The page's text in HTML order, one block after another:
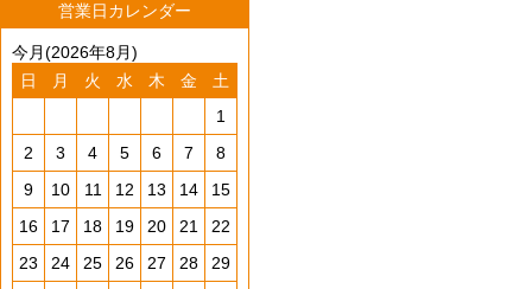
営業日カレンダー
今月(2026年8月)
日
月 火 水 木 金
土
1
2
3 4 5 6 7
8
9
10 11 12 13 14
15
16
17 18 19 20 21
22
23
24 25 26 27 28
29